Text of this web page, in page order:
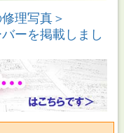
理写真＞
ーを掲載しまし